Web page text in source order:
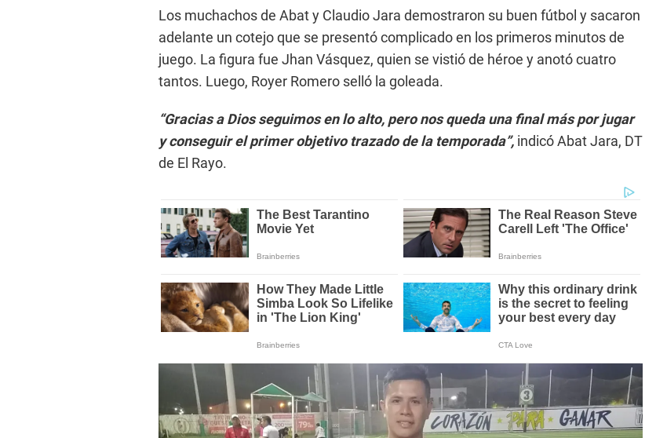
Los muchachos de Abat y Claudio Jara demostraron su buen fútbol y sacaron
adelante un cotejo que se presentó complicado en los primeros minutos de
juego. La figura fue Jhan Vásquez, quien se vistió de héroe y anotó cuatro
tantos. Luego, Royer Romero selló la goleada.
“Gracias a Dios seguimos en lo alto, pero nos queda una final más por jugar
y conseguir el primer objetivo trazado de la temporada”, indicó Abat Jara, DT
de El Rayo.